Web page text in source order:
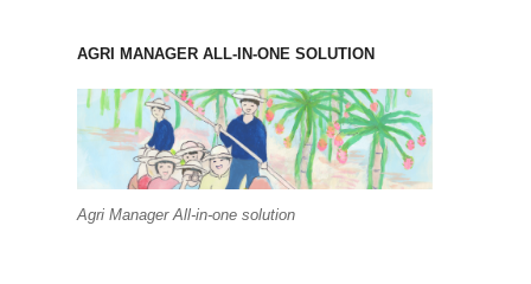
AGRI MANAGER ALL-IN-ONE SOLUTION
Agri Manager All-in-one solution